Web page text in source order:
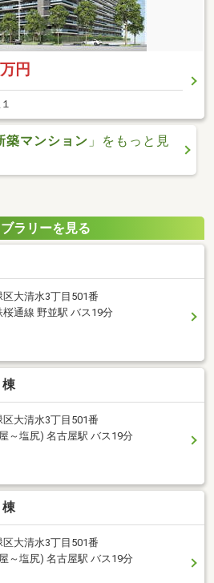
円
築マンション 」をもっと見
ラリーを見る
大清水3丁目501番
通線 野並駅 バス19分
大清水3丁目501番
～塩尻) 名古屋駅 バス19分
大清水3丁目501番
～塩尻) 名古屋駅 バス19分